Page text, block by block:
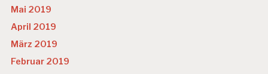
Mai 2019
April 2019
März 2019
Februar 2019